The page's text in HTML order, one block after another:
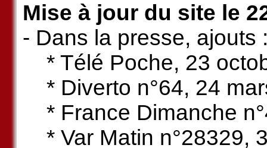
Mise à jour du site le
- Dans la presse, ajouts
* Télé Poche, 23
* Diverto n°64, 24
* France Dimanche
* Var Matin n°28329,